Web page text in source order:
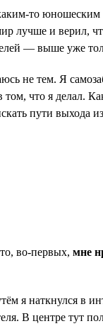
то юношеским
лучше и верил,
— выше уже
не тем. Я
что я делал.
пути выхода
во-первых, мне
я наткнулся в
В центре тут